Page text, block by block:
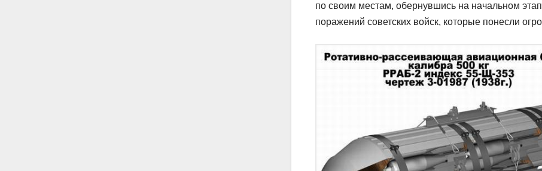
по своим местам, обернувшись на начальном
поражений советских войск, которые понесли